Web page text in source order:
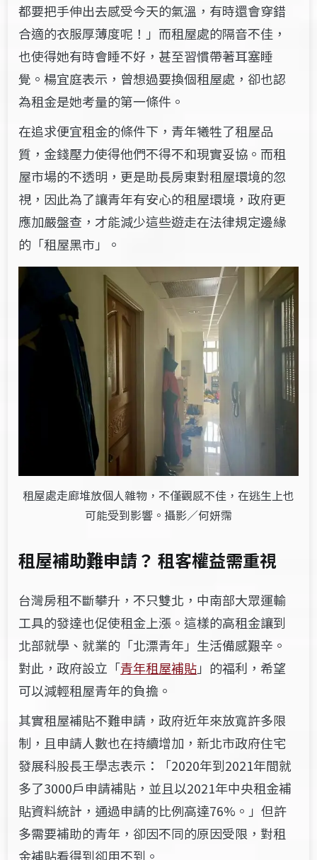
都要把手伸出去感受今天的氣溫，有時還會穿錯
合適的衣服厚薄度呢！」而租屋處的隔音不佳，
也使得她有時會睡不好，甚至習慣帶著耳塞睡
覺。楊宜庭表示，曾想過要換個租屋處，卻也認
為租金是她考量的第一條件。
在追求便宜租金的條件下，青年犧牲了租屋品
質，金錢壓力使得他們不得不和現實妥協。而租
屋市場的不透明，更是助長房東對租屋環境的忽
視，因此為了讓青年有安心的租屋環境，政府更
應加嚴盤查，才能減少這些遊走在法律規定邊緣
的「租屋黑市」。
租屋處走廊堆放個人雜物，不僅觀感不佳，在逃生上也
可能受到影響。攝影／何妍霈
租屋補助難申請？ 租客權益需重視
台灣房租不斷攀升，不只雙北，中南部大眾運輸
工具的發達也促使租金上漲。這樣的高租金讓到
北部就學、就業的「北漂青年」生活備感艱辛。
對此，政府設立「青年租屋補貼」的福利，希望
可以減輕租屋青年的負擔。
其實租屋補貼不難申請，政府近年來放寬許多限
制，且申請人數也在持續增加，新北市政府住宅
發展科股長王學志表示：「2020年到2021年間就
多了3000戶申請補貼，並且以2021年中央租金補
貼資料統計，通過申請的比例高達76%。」但許
多需要補助的青年，卻因不同的原因受限，對租
金補貼看得到卻用不到。